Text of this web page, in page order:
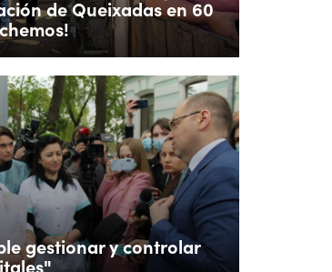
de Queixadas en 60
gestionar y controlar